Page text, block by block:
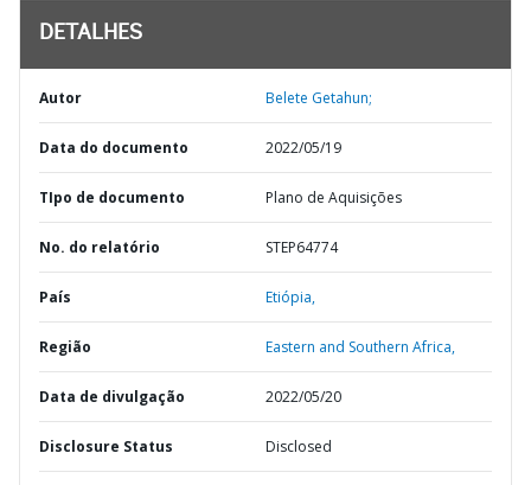
DETALHES
Autor Belete Getahun;
Data do documento 2022/05/19
TIpo de documento Plano de Aquisições
No. do relatório STEP64774
País Etiópia,
Região Eastern and Southern Africa,
Data de divulgação 2022/05/20
Disclosure Status Disclosed